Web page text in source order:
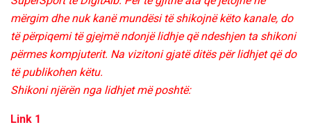
mërgim dhe nuk kanë mundësi të shikojnë këto kanale, do
të përpiqemi të gjejmë ndonjë lidhje që ndeshjen ta shikoni
përmes kompjuterit. Na vizitoni gjatë ditës për lidhjet që do
të publikohen këtu.
Shikoni njërën nga lidhjet më poshtë:
Link 1